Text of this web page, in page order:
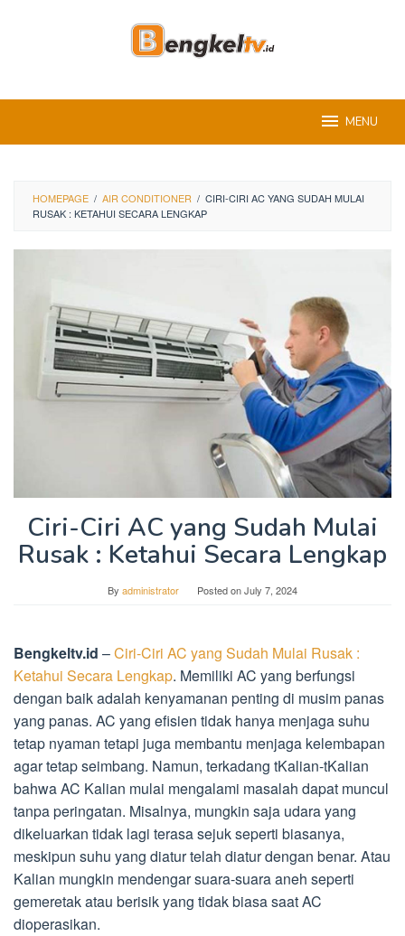
MENU
HOMEPAGE / AIR CONDITIONER / CIRI-CIRI AC YANG SUDAH MULAI
RUSAK : KETAHUI SECARA LENGKAP
Ciri-Ciri AC yang Sudah Mulai
Rusak : Ketahui Secara Lengkap
By administrator Posted onJuly 7, 2024
Bengkeltv.id –Ciri-Ciri AC yang Sudah Mulai Rusak :
Ketahui Secara Lengkap. Memiliki AC yang berfungsi
dengan baik adalah kenyamanan penting di musim panas
yang panas. AC yang efisien tidak hanya menjaga suhu
tetap nyaman tetapi juga membantu menjaga kelembapan
agar tetap seimbang. Namun, terkadang tKalian-tKalian
bahwa AC Kalian mulai mengalami masalah dapat muncul
tanpa peringatan. Misalnya, mungkin saja udara yang
dikeluarkan tidak lagi terasa sejuk seperti biasanya,
meskipun suhu yang diatur telah diatur dengan benar. Atau
Kalian mungkin mendengar suara-suara aneh seperti
gemeretak atau berisik yang tidak biasa saat AC
dioperasikan.